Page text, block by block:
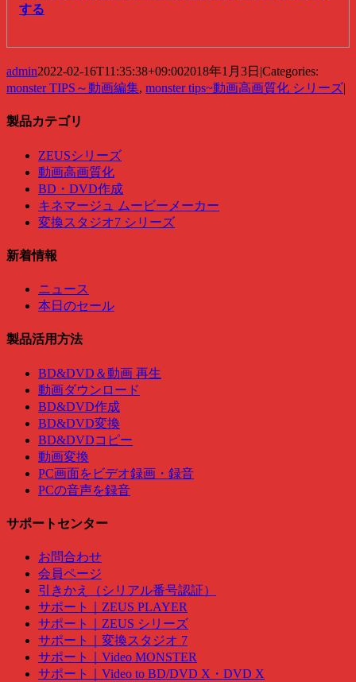
する
admin2022-02-16T11:35:38+09:002018年1月3日 |Categories:
monster TIPS～動画編集, monster tips~動画高画質化 シリーズ|
製品カテゴリ
ZEUSシリーズ
動画高画質化
BD・DVD作成
キネマージュ ムービーメーカー
変換スタジオ7 シリーズ
新着情報
ニュース
本日のセール
製品活用方法
BD&DVD＆動画 再生
動画ダウンロード
BD&DVD作成
BD&DVD変換
BD&DVDコピー
動画変換
PC画面をビデオ録画・録音
PCの音声を録音
サポートセンター
お問合わせ
会員ページ
引きかえ（シリアル番号認証）
サポート｜ZEUS PLAYER
サポート｜ZEUS シリーズ
サポート｜変換スタジオ 7
サポート｜Video MONSTER
サポート｜Video to BD/DVD X・DVD X